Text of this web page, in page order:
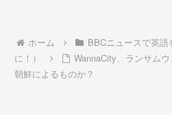
ホーム
BBCニュースで英
に！）
WannaCity、ランサム
朝鮮によるものか？